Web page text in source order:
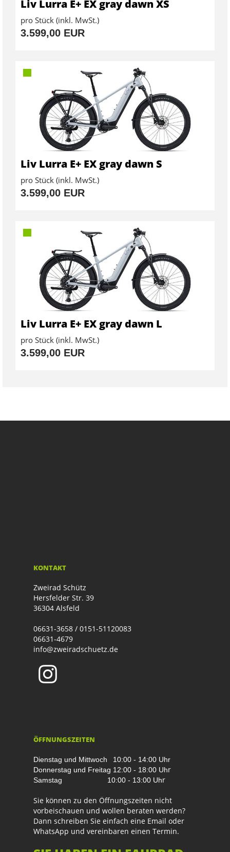
Liv Lurra E+ EX gray dawn XS
pro Stück (inkl. MwSt.)
3.599,00 EUR
Liv Lurra E+ EX gray dawn S
pro Stück (inkl. MwSt.)
3.599,00 EUR
Liv Lurra E+ EX gray dawn L
pro Stück (inkl. MwSt.)
3.599,00 EUR
KONTAKT
Zweirad Schütz
Hersfelder Str. 39
36304 Alsfeld
06631-3658 / 0151-51120083
06631-4679
info@zweiradschuetz.de
ÖFFNUNGSZEITEN
Dienstag und Mittwoch
10:00 - 14:00 Uhr
Donnerstag und Freitag 12:00 - 18:00 Uhr
Samstag 10:00 - 13:00 Uhr
Sie können zu den Öffnungszeiten nicht
vorbeischauen und wollen beraten werden?
Dann schreiben Sie einfach eine Email oder
WhatsApp und vereinbaren einen Termin.